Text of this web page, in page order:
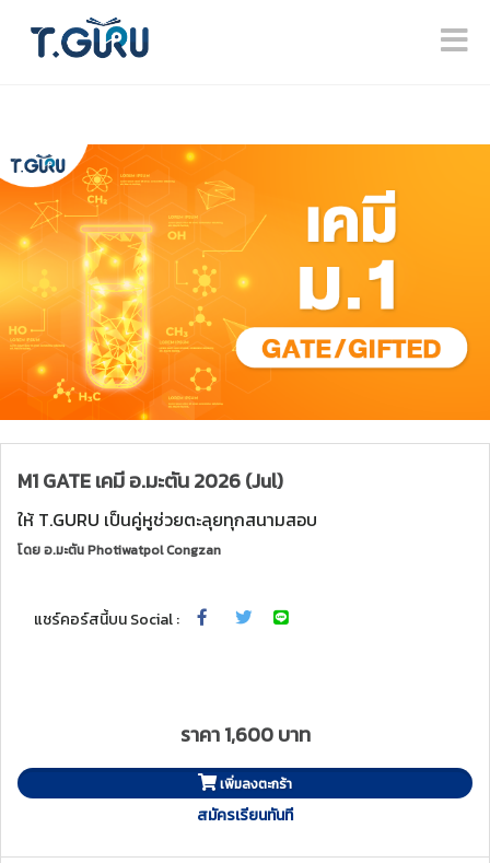
M1 GATE เคมี อ.มะตัน 2026 (Jul)
ให้ T.GURU เป็นคู่หูช่วยตะลุยทุกสนามสอบ
โดยอ.มะตัน Photiwatpol Congzan
แชร์คอร์สนี้บน Social :
ราคา 1,600 บาท
เพิ่มลงตะกร้า
สมัครเรียนทันที